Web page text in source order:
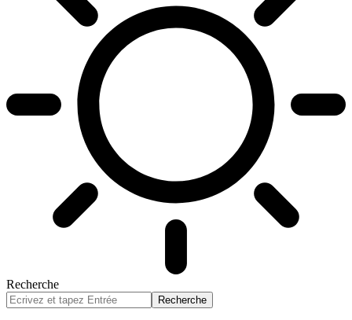
Recherche